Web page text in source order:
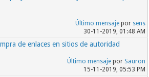
forum
forum
forums/
Último mensajepor sens
30-11-2019, 01:48 AM
de enlaces en sitios de autoridad
Último mensajepor Sauron
15-11-2019, 05:53 PM